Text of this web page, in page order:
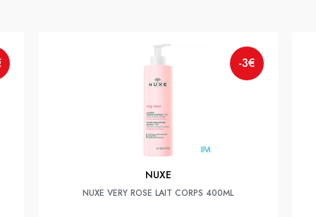
-3€
NUXE
NUXE VERY ROSE LAIT CORPS 400ML